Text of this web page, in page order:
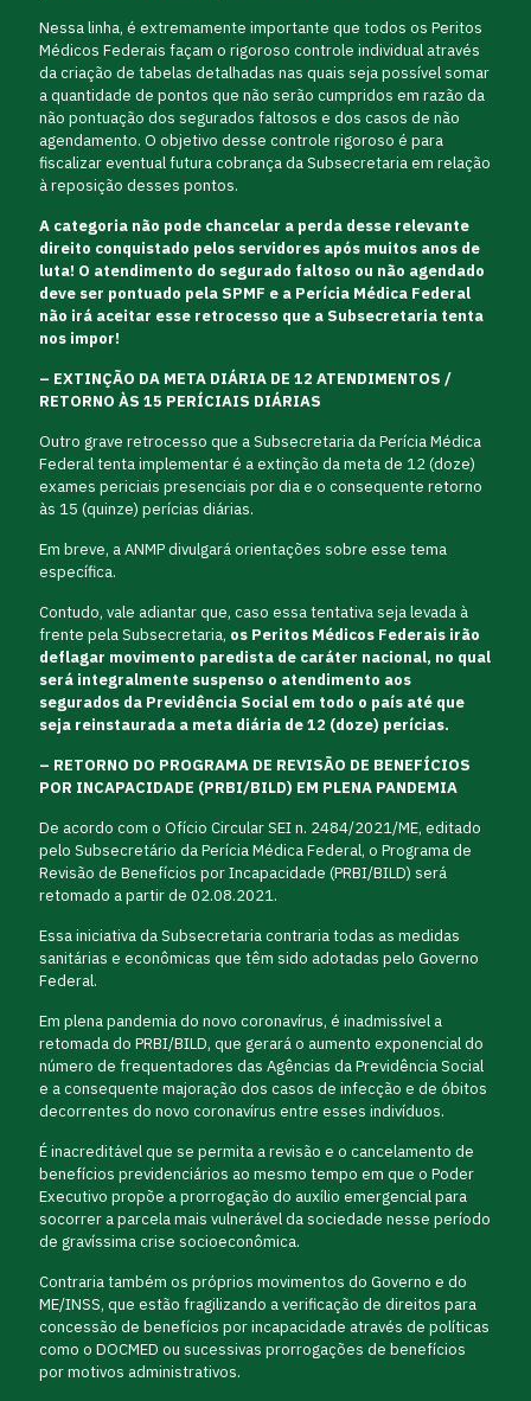
Nessa linha, é extremamente importante que todos os Peritos
Médicos Federais façam o rigoroso controle individual através
da criação de tabelas detalhadas nas quais seja possível somar
a quantidade de pontos que não serão cumpridos em razão da
não pontuação dos segurados faltosos e dos casos de não
agendamento. O objetivo desse controle rigoroso é para
fiscalizar eventual futura cobrança da Subsecretaria em relação
à reposição desses pontos.
A categoria não pode chancelar a perda desse relevante
direito conquistado pelos servidores após muitos anos de
luta! O atendimento do segurado faltoso ou não agendado
deve ser pontuado pela SPMF e a Perícia Médica Federal
não irá aceitar esse retrocesso que a Subsecretaria tenta
nos impor!
– EXTINÇÃO DA META DIÁRIA DE 12 ATENDIMENTOS /
RETORNO ÀS 15 PERÍCIAIS DIÁRIAS
Outro grave retrocesso que a Subsecretaria da Perícia Médica
Federal tenta implementar é a extinção da meta de 12 (doze)
exames periciais presenciais por dia e o consequente retorno
às 15 (quinze) perícias diárias.
Em breve, a ANMP divulgará orientações sobre esse tema
específica.
Contudo, vale adiantar que, caso essa tentativa seja levada à
frente pela Subsecretaria, os Peritos Médicos Federais irão
deflagar movimento paredista de caráter nacional, no qual
será integralmente suspenso o atendimento aos
segurados da Previdência Social em todo o país até que
seja reinstaurada a meta diária de 12 (doze) perícias.
– RETORNO DO PROGRAMA DE REVISÃO DE BENEFÍCIOS
POR INCAPACIDADE (PRBI/BILD) EM PLENA PANDEMIA
De acordo com o Ofício Circular SEI n. 2484/2021/ME, editado
pelo Subsecretário da Perícia Médica Federal, o Programa de
Revisão de Benefícios por Incapacidade (PRBI/BILD) será
retomado a partir de 02.08.2021.
Essa iniciativa da Subsecretaria contraria todas as medidas
sanitárias e econômicas que têm sido adotadas pelo Governo
Federal.
Em plena pandemia do novo coronavírus, é inadmissível a
retomada do PRBI/BILD, que gerará o aumento exponencial do
número de frequentadores das Agências da Previdência Social
e a consequente majoração dos casos de infecção e de óbitos
decorrentes do novo coronavírus entre esses indivíduos.
É inacreditável que se permita a revisão e o cancelamento de
benefícios previdenciários ao mesmo tempo em que o Poder
Executivo propõe a prorrogação do auxílio emergencial para
socorrer a parcela mais vulnerável da sociedade nesse período
de gravíssima crise socioeconômica.
Contraria também os próprios movimentos do Governo e do
ME/INSS, que estão fragilizando a verificação de direitos para
concessão de benefícios por incapacidade através de políticas
como o DOCMED ou sucessivas prorrogações de benefícios
por motivos administrativos.